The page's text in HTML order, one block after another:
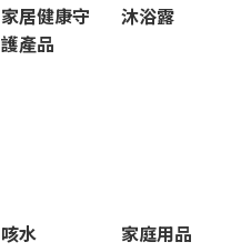
家居健康守
護產品
沐浴露
咳水 家庭用品